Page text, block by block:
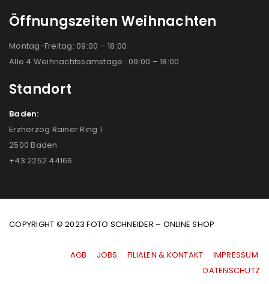
Öffnungszeiten Weihnachten
Montag-Freitag: 09:00 – 18:00
Alle 4 Weihnachtssamstage : 09:00 – 18:00
Standort
Baden:
Erzherzog Rainer Ring 1
2500 Baden
+43 2252 44166
COPYRIGHT © 2023 FOTO SCHNEIDER – ONLINE SHOP
AGB JOBS FILIALEN & KONTAKT
IMPRESSUM
|DATENSCHUTZ